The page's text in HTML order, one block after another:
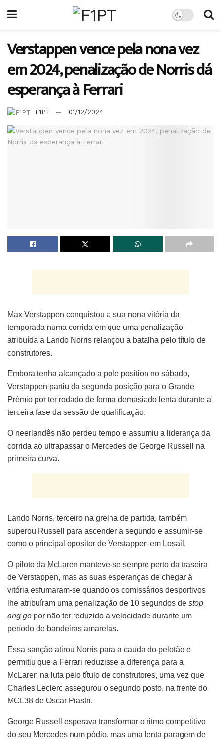
Verstappen vence pela nona vez
em 2024, penalização de Norris dá
esperança à Ferrari
F1PT 01/12/2024
Max Verstappen conquistou a sua nona vitória da
temporada numa corrida em que uma penalização
atribuída a Lando Norris relançou a batalha pelo título de
construtores.
Embora tenha alcançado a pole position no sábado,
Verstappen partiu da segunda posição para o Grande
Prémio por ter rodado de forma demasiado lenta durante a
terceira fase da sessão de qualificação.
O neerlandês não perdeu tempo e assumiu a liderança da
corrida ao ultrapassar o Mercedes de George Russell na
primeira curva.
Lando Norris, terceiro na grelha de partida, também
superou Russell para ascender a segundo e assumir-se
como o principal opositor de Verstappen em Losail.
O piloto da McLaren manteve-se sempre perto da traseira
de Verstappen, mas as suas esperanças de chegar à
vitória esfumaram-se quando os comissários desportivos
lhe atribuíram uma penalização de 10 segundos de stop
ang go por não ter reduzido a velocidade durante um
período de bandeiras amarelas.
Essa sanção atirou Norris para a cauda do pelotão e
permitiu que a Ferrari reduzisse a diferença para a
McLaren na luta pelo título de construtores, uma vez que
Charles Leclerc assegurou o segundo posto, na frente do
MCL38 de Oscar Piastri.
George Russell esperava transformar o ritmo competitivo
do seu Mercedes num pódio, mas uma lenta paragem de